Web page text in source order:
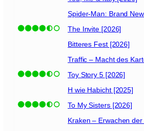
Spider-Man: Brand
The Invite [2026]
Bitteres Fest [2026]
Traffic – Macht des
Toy Story 5 [2026]
H wie Habicht [2025]
To My Sisters [2026]
Kraken – Erwachen